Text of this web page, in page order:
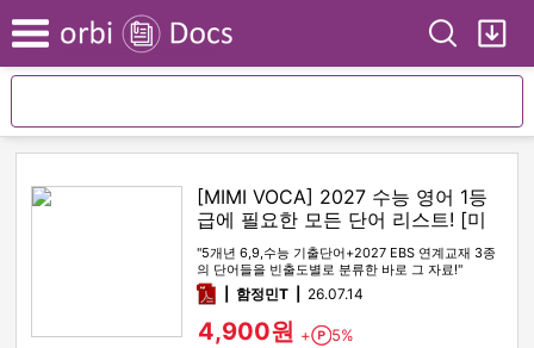
Menu Search
[MIMI VOCA] 2027 수능 영어 1등
급에 필요한 모든 단어 리스트! [미
미보카]
"5개년 6,9,수능 기출단어+2027 EBS 연계교재 3종
의 단어들을 빈출도별로 분류한 바로 그 자료!"
pdf함정민T 26.07.14
4,900원 + Point
5%